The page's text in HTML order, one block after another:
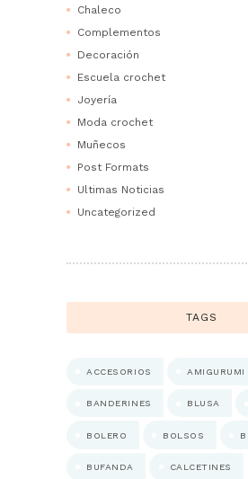
Chaleco
Complementos
Decoración
Escuela crochet
Joyería
Moda crochet
Muñecos
Post Formats
Ultimas Noticias
Uncategorized
TAGS
ACCESORIOS AMIGURUMI
BANDERINES BLUSA
BOLERO BOLSOS
BUFANDA CALCETINES